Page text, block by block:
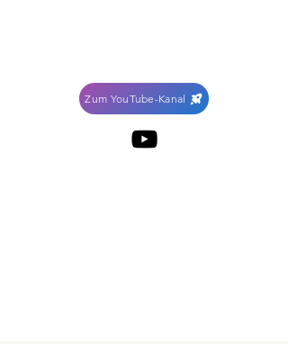
Zum YouTube-Kanal